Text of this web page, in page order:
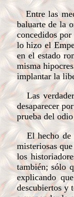
Entre las
baluarte de la
concedidos
lo hizo el
en el estado
misma
implantar la
Las
desaparecer
prueba del
El hecho de
misteriosas
los
también; sólo
explicando
descubiertos y